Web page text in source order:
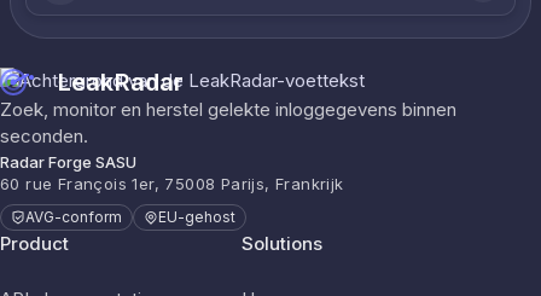
LeakRadar
Zoek, monitor en herstel gelekte inloggegevens binnen
seconden.
Radar Forge SASU
60 rue François 1er, 75008 Parijs, Frankrijk
AVG-conform EU-gehost
Product Solutions